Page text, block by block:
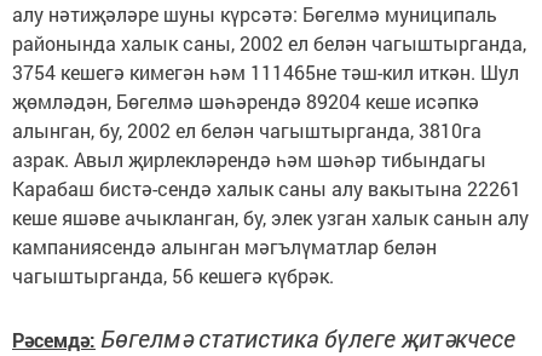
алу нәтиҗәләре шуны күрсәтә: Бөгелмә муниципаль
районында халык саны, 2002 ел белән чагыштырганда,
3754 кешегә кимегән һәм 111465не тәш-кил иткән. Шул
җөмләдән, Бөгелмә шәһәрендә 89204 кеше исәпкә
алынган, бу, 2002 ел белән чагыштырганда, 3810га
азрак. Авыл җирлекләрендә һәм шәһәр тибындагы
Карабаш бистә-сендә халык саны алу вакытына 22261
кеше яшәве ачыкланган, бу, элек узган халык санын алу
кампаниясендә алынган мәгълүматлар белән
чагыштырганда, 56 кешегә күбрәк.
Рәсемдә: Бөгелмә статистика бүлеге җитәкчесе